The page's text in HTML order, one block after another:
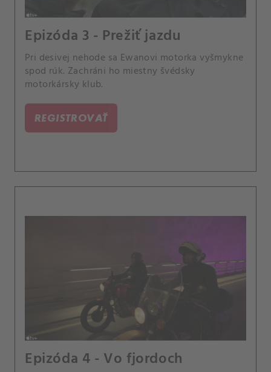
Epizóda 3 - Prežiť jazdu
Pri desivej nehode sa Ewanovi motorka vyšmykne
spod rúk. Zachráni ho miestny švédsky
motorkársky klub.
REGISTROVAŤ
Epizóda 4 - Vo fjordoch